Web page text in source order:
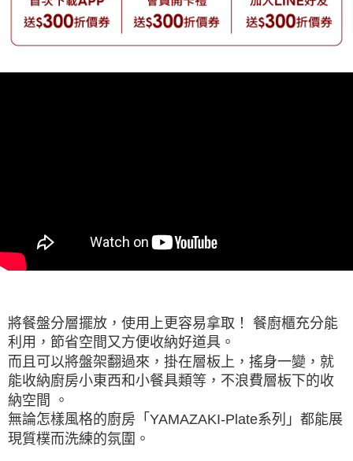
將餐盤分層擺放，使用上更容易拿取！ 餐廚櫃充分能
利用，節省空間又方便收納好道具。
而且可以將盤架翻過來，掛在層板上，搖身一變，就
能收納廚房小東西和小餐具類等，不浪費層板下的收
納空間 。
無論怎樣風格的廚房「YAMAZAKI-Plate系列」都能展
現質樸而洗練的氛圍。